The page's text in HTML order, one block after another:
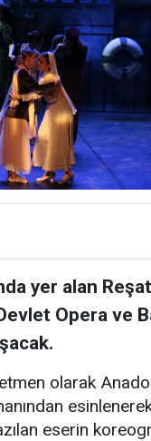
yer alan
Opera ve
olarak
eserin